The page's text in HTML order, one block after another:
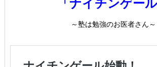
「ナイチンゲール
～塾は勉強のお医者さん～